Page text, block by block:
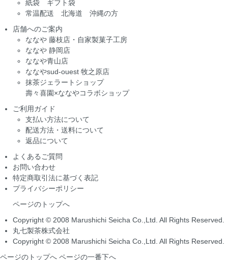
紙袋 ギフト袋
常温配送 北海道 沖縄の方
店舗へのご案内
ななや 藤枝店・自家製菓子工房
ななや 静岡店
ななや青山店
ななやsud-ouest 牧之原店
抹茶ジェラートショップ
壽々喜園×ななやコラボショップ
ご利用ガイド
支払い方法について
配送方法・送料について
返品について
よくあるご質問
お問い合わせ
特定商取引法に基づく表記
プライバシーポリシー
ページのトップへ
Copyright © 2008 Marushichi Seicha Co.,Ltd. All Rights Reserved.
丸七製茶株式会社
Copyright © 2008 Marushichi Seicha Co.,Ltd. All Rights Reserved.
ページのトップへ ページの一番下へ